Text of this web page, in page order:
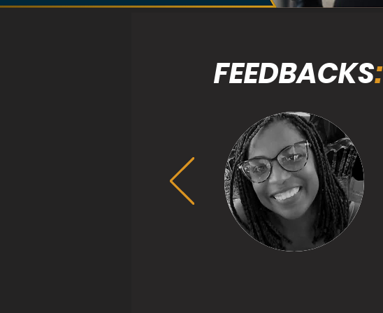
FEEDBACKS: